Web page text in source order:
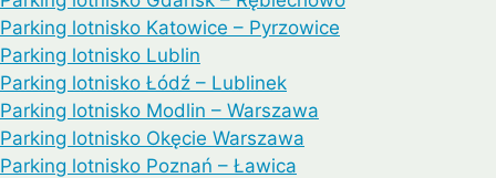
Parking lotnisko Katowice – Pyrzowice
Parking lotnisko Lublin
Parking lotnisko Łódź – Lublinek
Parking lotnisko Modlin – Warszawa
Parking lotnisko Okęcie Warszawa
Parking lotnisko Poznań – Ławica